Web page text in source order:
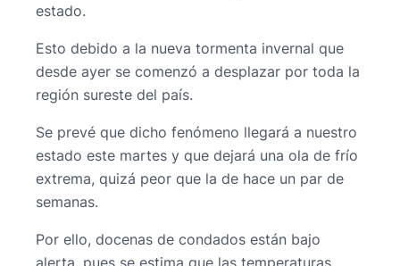
estado.
Esto debido a la nueva tormenta invernal que
desde ayer se comenzó a desplazar por toda la
región sureste del país.
Se prevé que dicho fenómeno llegará a nuestro
estado este martes y que dejará una ola de frío
extrema, quizá peor que la de hace un par de
semanas.
Por ello, docenas de condados están bajo